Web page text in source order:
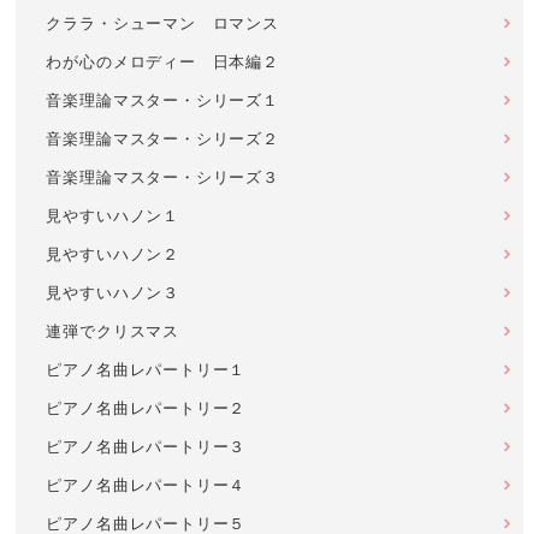
クララ・シューマン ロマンス
わが心のメロディー 日本編２
音楽理論マスター・シリーズ１
音楽理論マスター・シリーズ２
音楽理論マスター・シリーズ３
見やすいハノン１
見やすいハノン２
見やすいハノン３
連弾でクリスマス
ピアノ名曲レパートリー１
ピアノ名曲レパートリー２
ピアノ名曲レパートリー３
ピアノ名曲レパートリー４
ピアノ名曲レパートリー５